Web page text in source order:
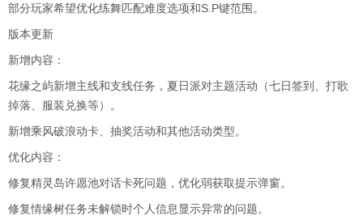
部分玩家希望优化练舞匹配难度选项和S.P键范围。
版本更新
新增内容：
花缘之屿新增主线和支线任务，夏日派对主题活动（七日签到、打歌
掉落、服装兑换等）。
新增乘风破浪动卡、抽奖活动和其他活动类型。
优化内容：
修复精灵岛许愿池对话卡死问题，优化弱获取提示弹窗。
修复情缘树任务未解锁时个人信息显示异常的问题。